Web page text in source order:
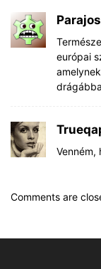
európai
Venném,
Comments are